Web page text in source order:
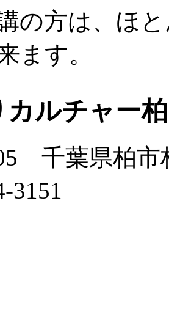
の方は、ほ
ます。
カルチャー柏
千葉県柏市
3151